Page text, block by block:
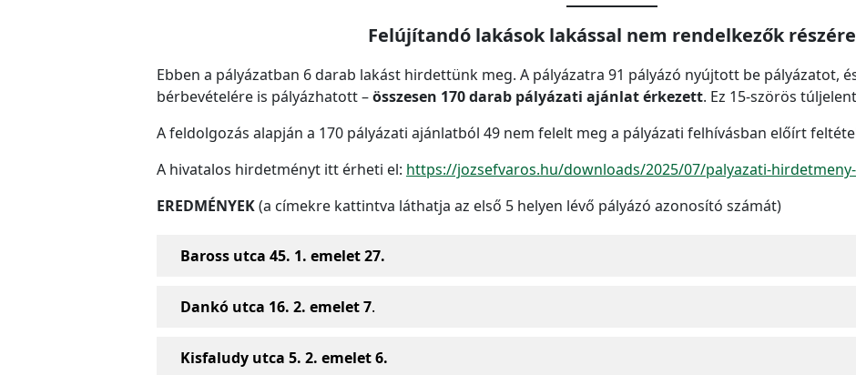
Felújítandó lakások lakással nem rendelkezők részére
Ebben a pályázatban 6 darab lakást hirdettünk meg. A pályázatra 91 pályázó nyújtott be pályázatot,
bérbevételére is pályázhatott –összesen 170 darab pályázati ajánlat érkezett. Ez 15-szörös
A feldolgozás alapján a 170 pályázati ajánlatból 49 nem felelt meg a pályázati felhívásban előírt
A hivatalos hirdetményt itt érheti el: https://jozsefvaros.hu/downloads/2025/07/palyazati-
EREDMÉNYEK(a címekre kattintva láthatja az első 5 helyen lévő pályázó azonosító számát)
Baross utca 45. 1. emelet 27.
Dankó utca 16. 2. emelet 7.
Kisfaludy utca 5. 2. emelet 6.